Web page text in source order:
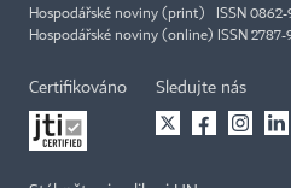
Hospodářské noviny (print) ISSN 0862-
Hospodářské noviny (online) ISSN 2787-
Certifikováno Sledujte nás